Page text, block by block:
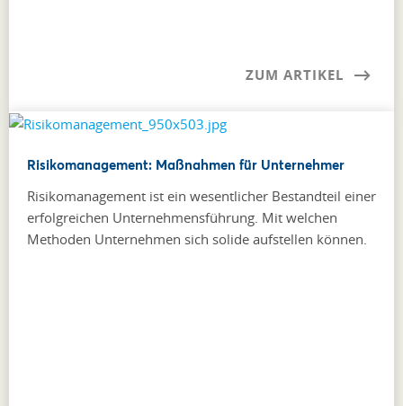
ZUM ARTIKEL
Risikomanagement: Maßnahmen für Unternehmer
Risikomanagement ist ein wesentlicher Bestandteil einer
erfolgreichen Unternehmensführung. Mit welchen
Methoden Unternehmen sich solide aufstellen können.